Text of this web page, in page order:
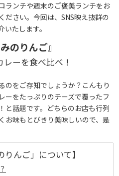
ランチや週末のご褒美ランチをお
ださい。今回は、SNS映え抜群の
たします。
のりんご』
ーを食べ比べ！
のをご存知でしょうか？こんもり
ーをたっぷりのチーズで覆ったフ
と話題です。どちらのお店も行列
お味もとびきり美味しいので、是
りんご」について】